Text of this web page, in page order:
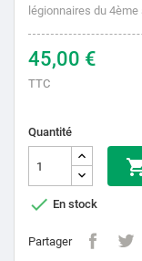
légionnaires du
45,00 €
TTC
Quantité
 En stock
Partager